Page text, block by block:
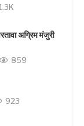
1.3K
अग्रिम मंजुरी
859
923